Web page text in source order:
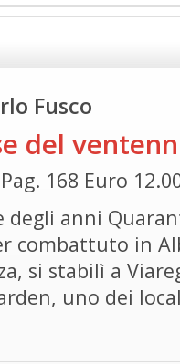
Fusco
del
168 Euro
degli anni
combattuto in
si stabilì a
uno dei